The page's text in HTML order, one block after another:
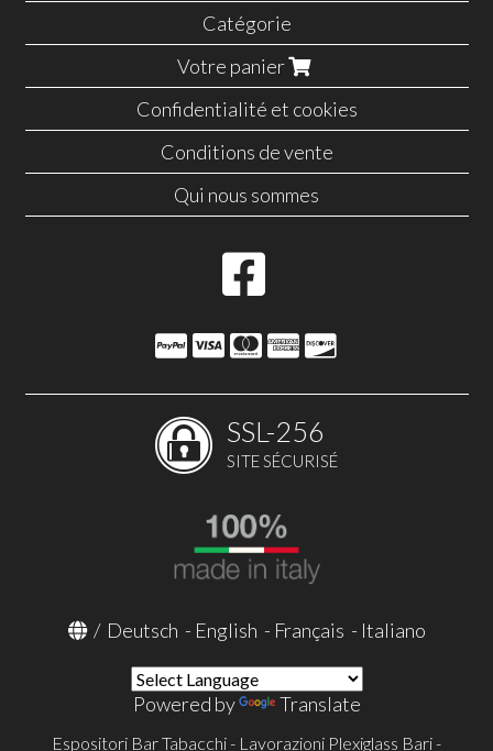
Catégorie
Votre panier
Confidentialité et cookies
Conditions de vente
Qui nous sommes
SSL-256
SITE SÉCURISÉ
/ Deutsch - English - Français - Italiano
Powered by Translate
Espositori Bar Tabacchi - Lavorazioni Plexiglass Bari -